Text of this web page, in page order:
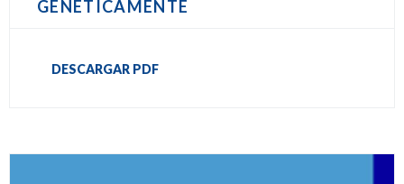
GENÉTICAMENTE
DESCARGAR PDF